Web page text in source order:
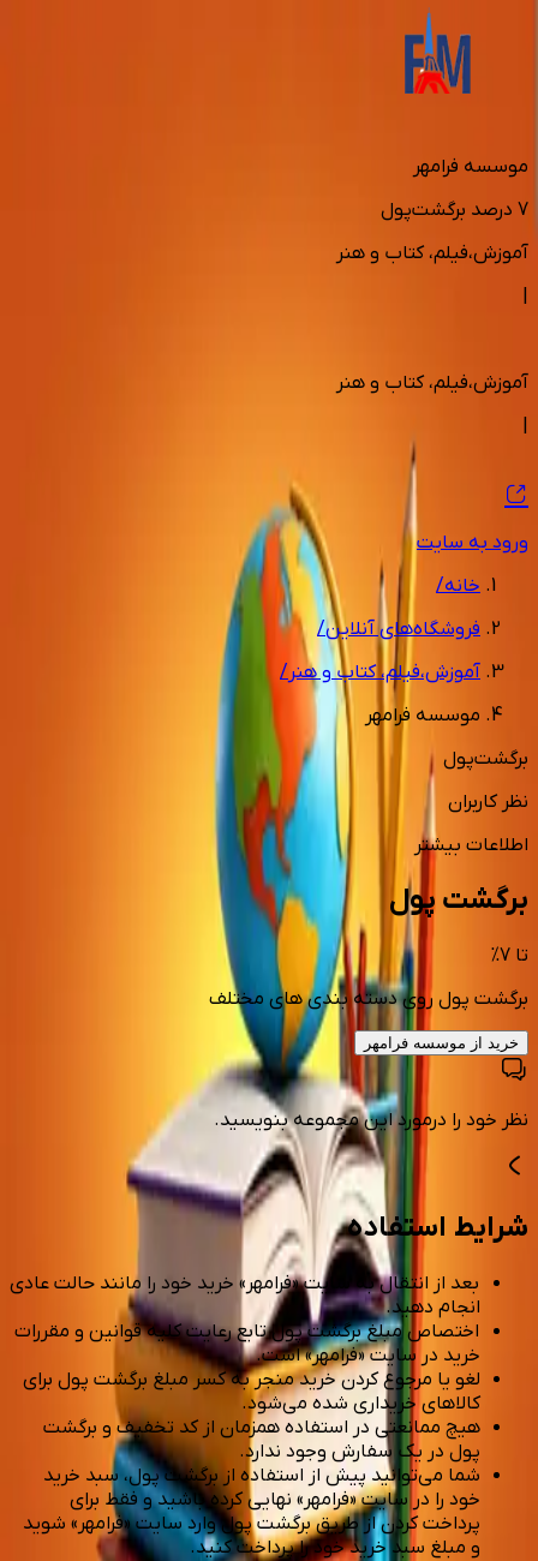
موسسه فرامهر
7 درصد برگشت‌پول
آموزش،فیلم، کتاب و هنر
آموزش،فیلم، کتاب و هنر
ورود به سایت
خانه/
فروشگاه‌های آنلاین/
آموزش،فیلم، کتاب و هنر/
موسسه فرامهر
برگشت‌پول
نظر کاربران
اطلاعات بیشتر
برگشت پول
تا 7
%
برگشت پول روی دسته بندی های مختلف
خرید از موسسه فرامهر
نظر خود را درمورد این مجموعه بنویسید.
شرایط استفاده
بعد از انتقال به سایت «فرامهر» خرید خود را مانند حالت عادی
انجام دهید.
اختصاص مبلغ برگشت پول تابع رعایت کلیه قوانین و مقررات
خرید در سایت «فرامهر» است.
لغو یا مرجوع کردن خرید منجر به کسر مبلغ برگشت پول برای
کالاهای خریداری شده می‌شود.
هیچ ممانعتی در استفاده همزمان از کد تخفیف و برگشت
پول در یک سفارش وجود ندارد.
شما می‌توانید پیش از استفاده از برگشت پول، سبد خرید
خود را در سایت «فرامهر» نهایی کرده باشید و فقط برای
پرداخت کردن از طریق برگشت پول وارد سایت «فرامهر» شوید
و مبلغ سبد خرید خود را پرداخت کنید.